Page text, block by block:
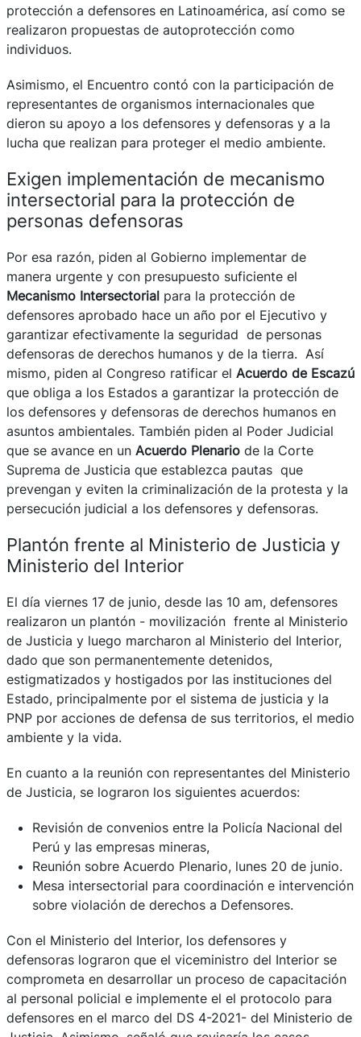
protección a defensores en Latinoamérica, así como se
realizaron propuestas de autoprotección como
individuos.
Asimismo, el Encuentro contó con la participación de
representantes de organismos internacionales que
dieron su apoyo a los defensores y defensoras y a la
lucha que realizan para proteger el medio ambiente.
Exigen implementación de mecanismo
intersectorial para la protección de
personas defensoras
Por esa razón, piden al Gobierno implementar de
manera urgente y con presupuesto suficiente el
Mecanismo Intersectorial para la protección de
defensores aprobado hace un año por el Ejecutivo y
garantizar efectivamente la seguridad de personas
defensoras de derechos humanos y de la tierra. Así
mismo, piden al Congreso ratificar el Acuerdo de Escazú
que obliga a los Estados a garantizar la protección de
los defensores y defensoras de derechos humanos en
asuntos ambientales. También piden al Poder Judicial
que se avance en un Acuerdo Plenario de la Corte
Suprema de Justicia que establezca pautas que
prevengan y eviten la criminalización de la protesta y la
persecución judicial a los defensores y defensoras.
Plantón frente al Ministerio de Justicia y
Ministerio del Interior
El día viernes 17 de junio, desde las 10 am, defensores
realizaron un plantón - movilización frente al Ministerio
de Justicia y luego marcharon al Ministerio del Interior,
dado que son permanentemente detenidos,
estigmatizados y hostigados por las instituciones del
Estado, principalmente por el sistema de justicia y la
PNP por acciones de defensa de sus territorios, el medio
ambiente y la vida.
En cuanto a la reunión con representantes del Ministerio
de Justicia, se lograron los siguientes acuerdos:
Revisión de convenios entre la Policía Nacional del
Perú y las empresas mineras,
Reunión sobre Acuerdo Plenario, lunes 20 de junio.
Mesa intersectorial para coordinación e intervención
sobre violación de derechos a Defensores.
Con el Ministerio del Interior, los defensores y
defensoras lograron que el viceministro del Interior se
comprometa en desarrollar un proceso de capacitación
al personal policial e implemente el el protocolo para
defensores en el marco del DS 4-2021- del Ministerio de